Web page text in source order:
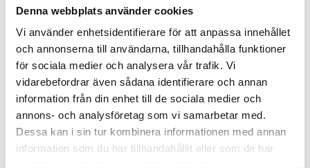
Denna webbplats använder cookies
Vi använder enhetsidentifierare för att anpassa innehållet
och annonserna till användarna, tillhandahålla funktioner
för sociala medier och analysera vår trafik. Vi
vidarebefordrar även sådana identifierare och annan
information från din enhet till de sociala medier och
annons- och analysföretag som vi samarbetar med.
Dessa kan i sin tur kombinera informationen med annan
information som du har tillhandahållit eller som de har
T-spår:11
Höjd & Bredd:44 x 132 mm
Hörnhål: För M6 Skruv, Använd rullgängtapp
eller köp gängade hål av oss
Centrumhål:M8